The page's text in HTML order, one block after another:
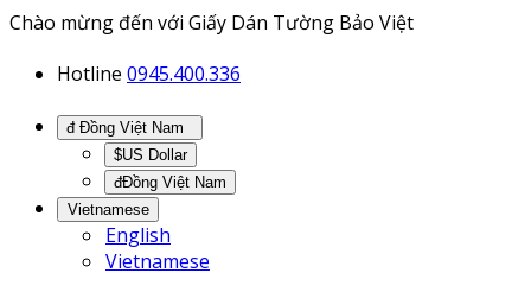
Chào mừng đến với Giấy Dán Tường Bảo Việt
Hotline 0945.400.336
$US Dollar
đĐồng Việt Nam
Vietnamese
English
Vietnamese